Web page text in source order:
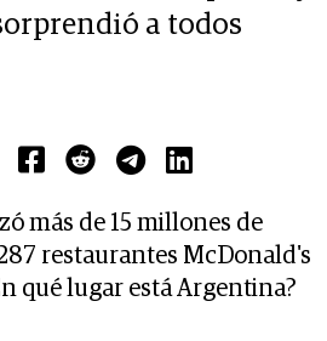
a todos
más de 15 millones de
restaurantes McDonald's
qué lugar está Argentina?